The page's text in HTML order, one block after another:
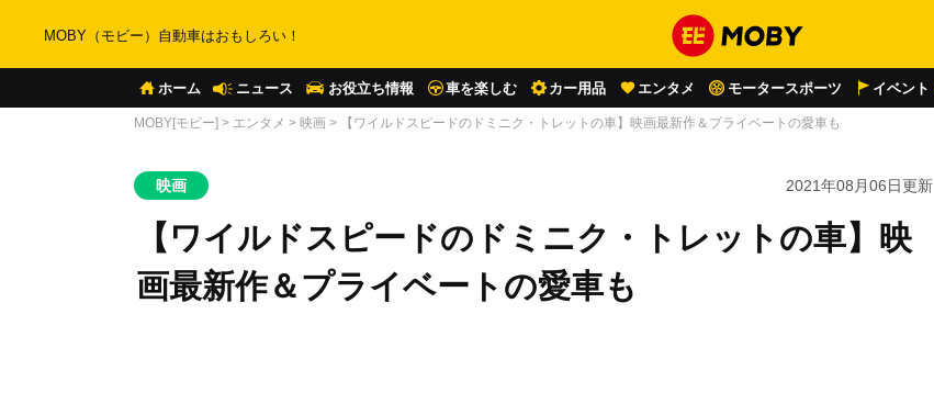
MOBY（モビー）自動車はおもしろい！
ホーム ニュース お役立ち情報 車を楽しむ カー用品 エンタメ モータースポーツ イベント
MOBY[モビー] > エンタメ > 映画 > 【ワイルドスピードのドミニク・トレットの車】映画最新作＆プライベートの愛車も
映画 2021年08月06日更新
【ワイルドスピードのドミニク・トレットの車】映
画最新作＆プライベートの愛車も